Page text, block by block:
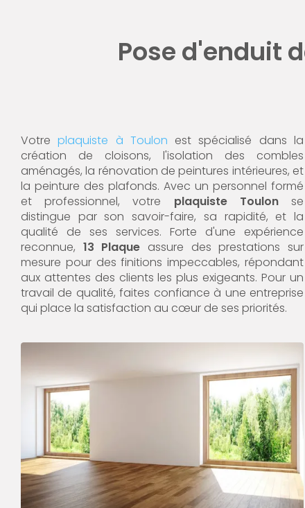
Pose d'enduit
Votreplaquiste à Toulon est spécialisé dans la
création de cloisons, l'isolation des combles
aménagés, la rénovation de peintures intérieures, et
la peinture des plafonds. Avec un personnel formé
et professionnel, votre plaquiste Toulonse
distingue par son savoir-faire, sa rapidité, et la
qualité de ses services. Forte d'une expérience
reconnue, 13 Plaque assure des prestations sur
mesure pour des finitions impeccables, répondant
aux attentes des clients les plus exigeants. Pour un
travail de qualité, faites confiance à une entreprise
qui place la satisfaction au cœur de ses priorités.